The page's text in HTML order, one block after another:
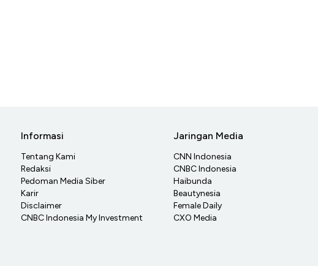
Informasi
Tentang Kami
Redaksi
Pedoman Media Siber
Karir
Disclaimer
CNBC Indonesia My Investment
Jaringan Media
CNN Indonesia
CNBC Indonesia
Haibunda
Beautynesia
Female Daily
CXO Media